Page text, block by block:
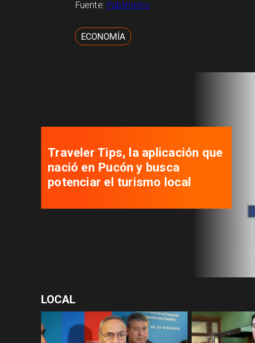
Fuente: Publimetro
ECONOMÍA
Autoridades se reúnen para
desatar nudos que tienen
paralizados los proyectos de
viviendas sociales
LOCAL